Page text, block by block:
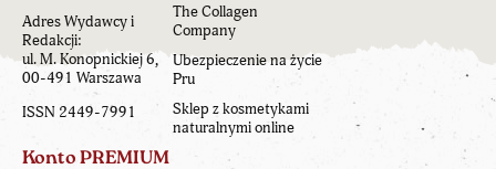
Adres Wydawcy i
Redakcji:
ul. M. Konopnickiej 6,
00-491 Warszawa
ISSN 2449-7991
The Collagen
Company
Ubezpieczenie na życie
Pru
Sklep z kosmetykami
naturalnymi online
Konto PREMIUM